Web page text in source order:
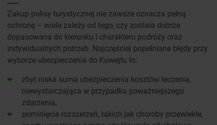
Zakup polisy turystycznej nie zawsze oznacza pełną
ochronę – wiele zależy od tego, czy została dobrze
dopasowana do kierunku i charakteru podróży oraz
indywidualnych potrzeb. Najczęściej popełniane błędy przy
wyborze ubezpieczenia do Kuwejtu to:
zbyt niska suma ubezpieczenia kosztów leczenia,
niewystarczająca w przypadku poważniejszego
zdarzenia,
pominięcie rozszerzeń, takich jak choroby przewlekłe,